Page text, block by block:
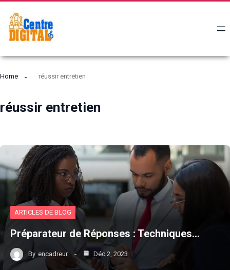
Home réussir entretien
réussir entretien
ARTICLES DE BLOG
Préparateur de Réponses : Techniques…
By encadreur Déc 2, 2023